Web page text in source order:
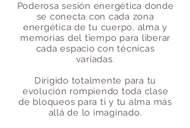
Poderosa sesión energética donde
se conecta con cada zona
energética de tu cuerpo, alma y
memorias del tiempo para liberar
cada espacio con técnicas
variadas.
Dirigido totalmente para tu
evolución rompiendo toda clase
de bloqueos para ti y tu alma más
allá de lo imaginado.